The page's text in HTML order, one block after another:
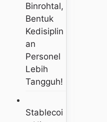
Binrohtal,
Bentuk
Kedisiplin
An
Personel
Lebih
Tangguh!
Stablecoi